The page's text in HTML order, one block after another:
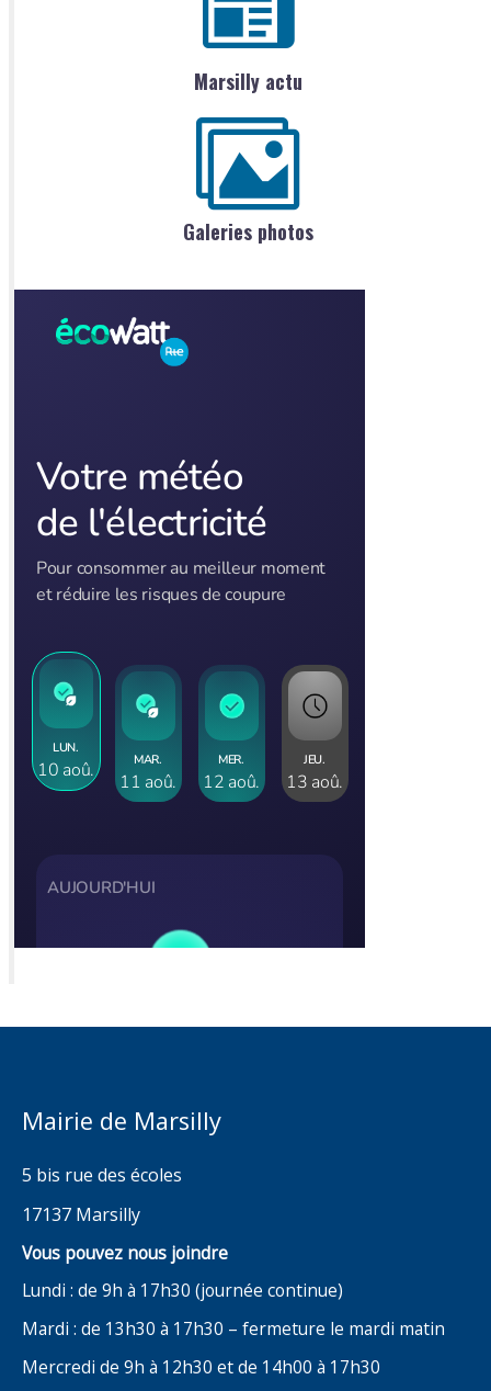
Marsilly actu
Galeries photos
Mairie de Marsilly
5 bis rue des écoles
17137 Marsilly
Vous pouvez nous joindre
Lundi : de 9h à 17h30 (journée continue)
Mardi : de 13h30 à 17h30 – fermeture le mardi matin
Mercredi de 9h à 12h30 et de 14h00 à 17h30